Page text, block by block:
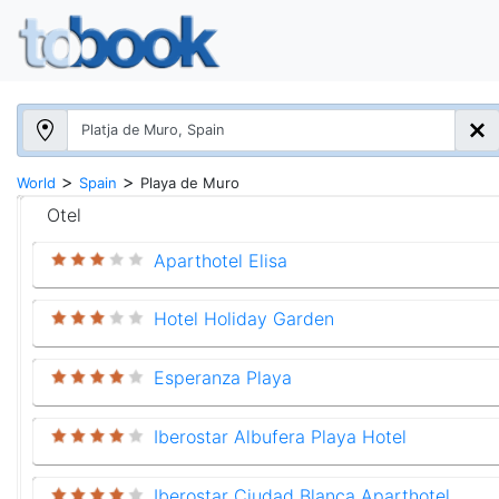
World > Spain > Playa de Muro
Otel
Aparthotel Elisa
Hotel Holiday Garden
Esperanza Playa
Iberostar Albufera Playa Hotel